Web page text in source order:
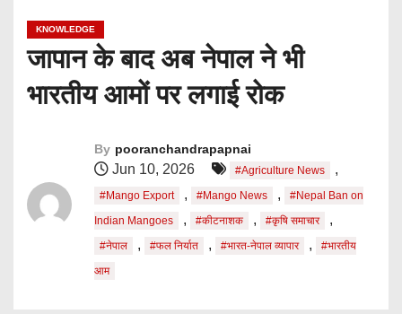
KNOWLEDGE
जापान के बाद अब नेपाल ने भी
भारतीय आमों पर लगाई रोक
By pooranchandrapapnai
Jun 10, 2026 #Agriculture News ,
#Mango Export , #Mango News ,
#Nepal Ban on
Indian Mangoes
, #कीटनाशक , #कृषि समाचार ,
#नेपाल , #फल निर्यात , #भारत-नेपाल व्यापार ,
#भारतीय
आम